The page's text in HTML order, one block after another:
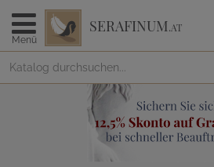
Menü
SERAFINUM.AT